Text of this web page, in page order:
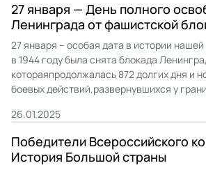
27 января — День полного
Ленинграда от фашистской
памяти жертв Холокоста
27 января – особая дата в истории
в 1944 году была снята блокада
котораяпродолжалась 872 долгих дня и
боевых действий,развернувшихся у
город находился в плотном кольце
Днём памяти жертв Холокоста.27
26.01.2025
Победители Всероссийского
История Большой страны